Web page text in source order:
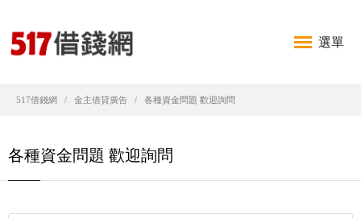
選單
517借錢網 金主借貸廣告 各種資金問題 歡迎詢問
各種資金問題 歡迎詢問